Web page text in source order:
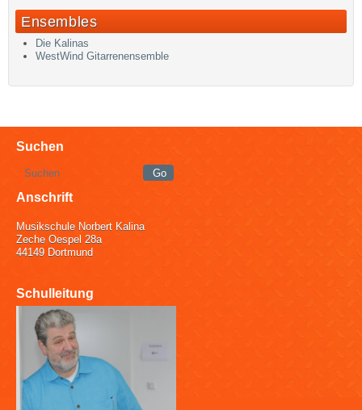
Ensembles
Die Kalinas
WestWind Gitarrenensemble
Suchen
Anschrift
Musikschule Norbert Kalina
Zeche Oespel 28a
44149 Dortmund
Schulleitung